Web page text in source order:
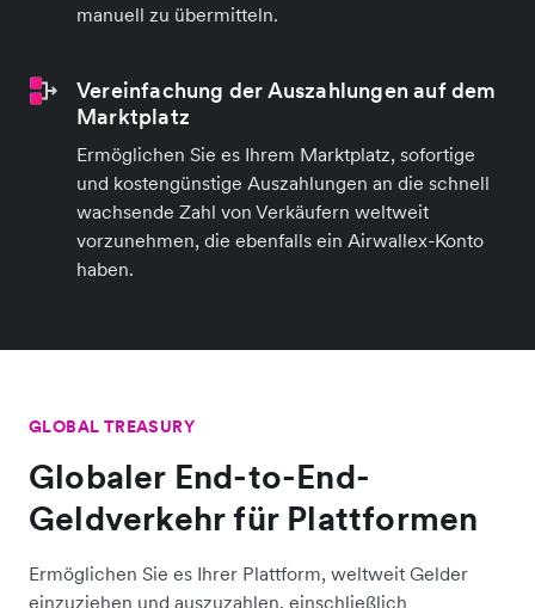
manuell zu übermitteln.
Vereinfachung der Auszahlungen auf dem
Marktplatz
Ermöglichen Sie es Ihrem Marktplatz, sofortige
und kostengünstige Auszahlungen an die schnell
wachsende Zahl von Verkäufern weltweit
vorzunehmen, die ebenfalls ein Airwallex-Konto
haben.
GLOBAL TREASURY
Globaler End-to-End-
Geldverkehr für Plattformen
Ermöglichen Sie es Ihrer Plattform, weltweit Gelder
einzuziehen und auszuzahlen, einschließlich